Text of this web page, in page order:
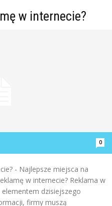
w internecie?
0
- Najlepsze miejsca na
w internecie? Reklama w
elementem dzisiejszego
firmy muszą